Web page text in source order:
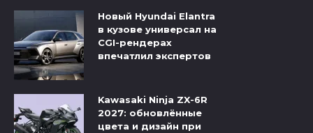
Новый Hyundai Elantra
в кузове универсал на
CGI-рендерах
впечатлил экспертов
Kawasaki Ninja ZX-6R
2027: обновлённые
цвета и дизайн при